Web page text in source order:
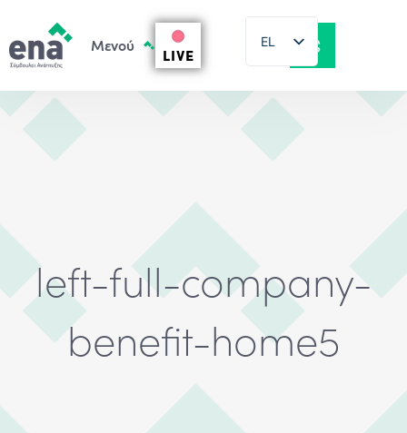
LIVE
EL
EN
left-full-company-
benefit-home5